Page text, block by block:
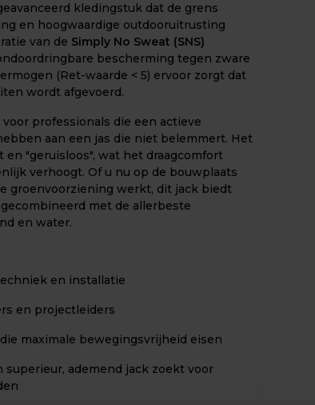
kledingstuk dat de grens
en hoogwaardige outdooruitrusting
van de Simply No Sweat (SNS)
bescherming tegen zware
(Ret-waarde < 5) ervoor zorgt dat
wordt afgevoerd.
professionals die een actieve
aan een jas die niet belemmert. Het
"geruisloos", wat het draagcomfort
verhoogt. Of u nu op de bouwplaats
groenvoorziening werkt, dit jack biedt
met de allerbeste
en water.
en installatie
en projectleiders
maximale bewegingsvrijheid eisen
ademend jack zoekt voor